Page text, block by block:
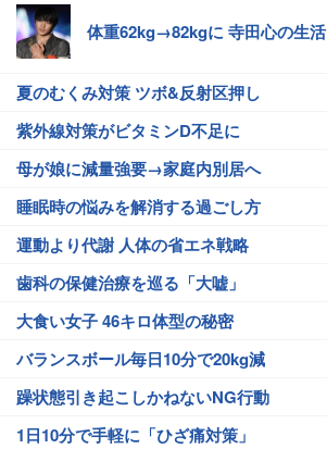
体重62kg→82kgに 寺田心の生活
夏のむくみ対策 ツボ&反射区押し
紫外線対策がビタミンD不足に
母が娘に減量強要→家庭内別居へ
睡眠時の悩みを解消する過ごし方
運動より代謝 人体の省エネ戦略
歯科の保健治療を巡る「大嘘」
大食い女子 46キロ体型の秘密
バランスボール毎日10分で20kg減
躁状態引き起こしかねないNG行動
1日10分で手軽に「ひざ痛対策」